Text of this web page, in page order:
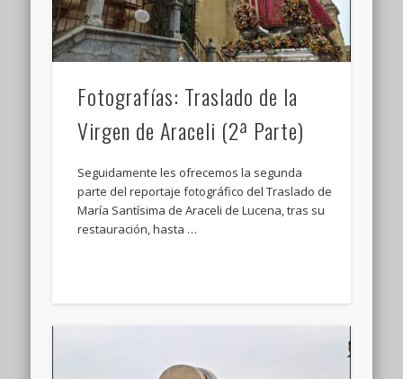
Fotografías: Traslado de la
Virgen de Araceli (2ª Parte)
Seguidamente les ofrecemos la segunda
parte del reportaje fotográfico del Traslado de
María Santísima de Araceli de Lucena, tras su
restauración, hasta …